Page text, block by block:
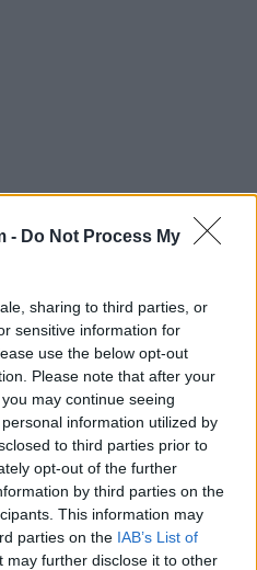
- Do Not Process My
sharing to third parties, or
sensitive information for
use the below opt-out
Please note that after your
may continue seeing
information utilized by
to third parties prior to
opt-out of the further
by third parties on the
This information may
parties on the IAB’s List of
may further disclose it to other
la camiseta visitante del
26-27? Déjanos tu
debajo del artículo.
Nike
Wolfsburg